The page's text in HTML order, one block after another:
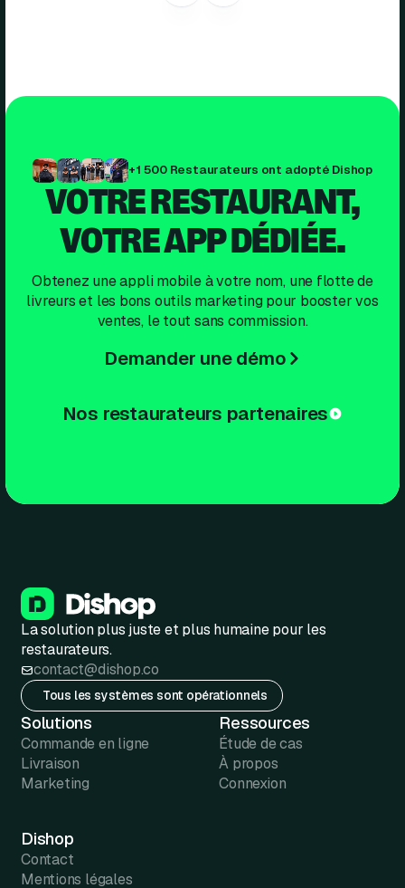
+1 500 Restaurateurs ont adopté Dishop
VOTRE RESTAURANT,
VOTRE APP DÉDIÉE.
Obtenez une appli mobile à votre nom, une flotte de
livreurs et les bons outils marketing pour booster vos
ventes, le tout sans commission.
Demander une démo
Nos restaurateurs partenaires
La solution plus juste et plus humaine pour les
restaurateurs.
contact@dishop.co
Tous les systèmes sont opérationnels
Solutions
Commande en ligne
Livraison
Marketing
Ressources
Étude de cas
À propos
Connexion
Dishop
Contact
Mentions légales